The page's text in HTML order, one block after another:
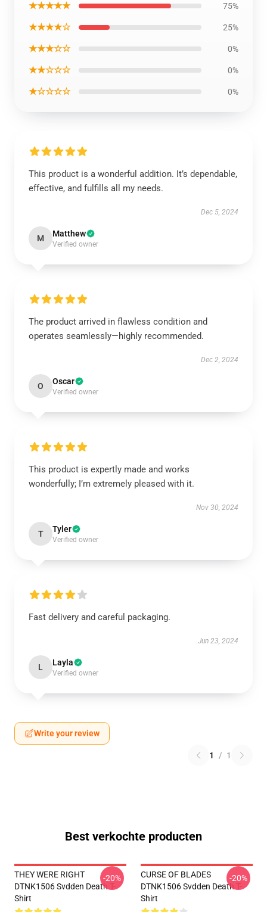
★★★★★ 75%
★★★★☆ 25%
★★★☆☆ 0%
★★☆☆☆ 0%
★☆☆☆☆ 0%
This product is a wonderful addition. It’s dependable,
effective, and fulfills all my needs.
Dec 5, 2024
M Matthew
Verified owner
The product arrived in flawless condition and
operates seamlessly—highly recommended.
Dec 2, 2024
O Oscar
Verified owner
This product is expertly made and works
wonderfully; I’m extremely pleased with it.
Nov 30, 2024
T Tyler
Verified owner
Fast delivery and careful packaging.
Jun 23, 2024
L Layla
Verified owner
Write your review
1 / 1
Best verkochte producten
THEY WERE RIGHT
DTNK1506 Svdden Death T-
Shirt
-20%
CURSE OF BLADES
DTNK1506 Svdden Death T-
Shirt
-20%